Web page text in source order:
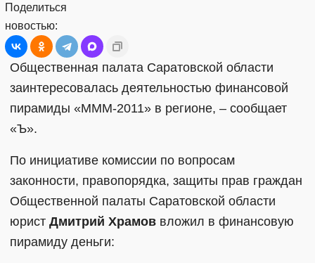
Поделиться
новостью:
Общественная палата Саратовской области
заинтересовалась деятельностью финансовой
пирамиды «МММ-2011» в регионе, – сообщает
«Ъ».
По инициативе комиссии по вопросам
законности, правопорядка, защиты прав граждан
Общественной палаты Саратовской области
юрист Дмитрий Храмов вложил в финансовую
пирамиду деньги: